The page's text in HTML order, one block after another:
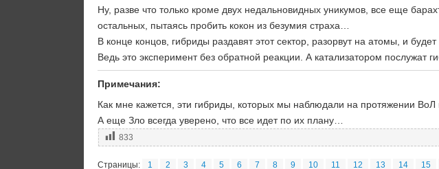
Ну, разве что только кроме двух недальновидных уникумов, все еще
остальных, пытаясь пробить кокон из безумия страха…
В конце концов, гибриды раздавят этот сектор, разорвут на атомы, и будет
Ведь это эксперимент без обратной реакции. А катализатором послужат
Примечания:
Как мне кажется, эти гибриды, которых мы наблюдали на протяжении
А еще Зло всегда уверено, что все идет по их плану…
833
Страницы: 1 2 3 4 5 6 7 8 9 10 11 12 13 14 15